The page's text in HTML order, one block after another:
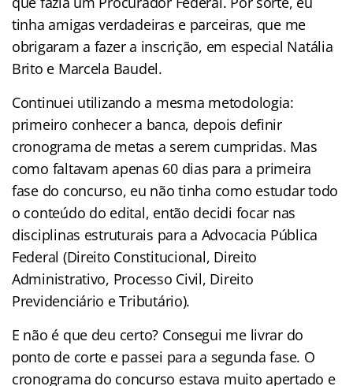
tinha amigas verdadeiras e parceiras, que me
obrigaram a fazer a inscrição, em especial Natália
Brito e Marcela Baudel.
Continuei utilizando a mesma metodologia:
primeiro conhecer a banca, depois definir
cronograma de metas a serem cumpridas. Mas
como faltavam apenas 60 dias para a primeira
fase do concurso, eu não tinha como estudar todo
o conteúdo do edital, então decidi focar nas
disciplinas estruturais para a Advocacia Pública
Federal (Direito Constitucional, Direito
Administrativo, Processo Civil, Direito
Previdenciário e Tributário).
E não é que deu certo? Consegui me livrar do
ponto de corte e passei para a segunda fase. O
cronograma do concurso estava muito apertado e